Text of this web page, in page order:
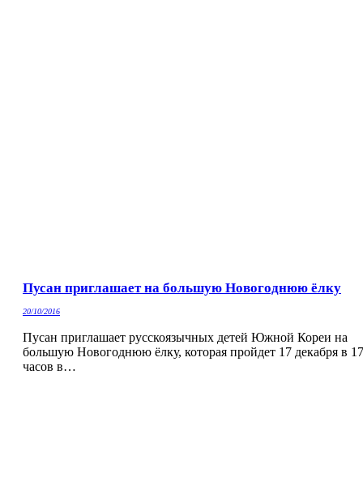
Пусан приглашает на большую Новогоднюю ёлку
20/10/2016
Пусан приглашает русскоязычных детей Южной Кореи на
большую Новогоднюю ёлку, которая пройдет 17 декабря в 17
часов в…